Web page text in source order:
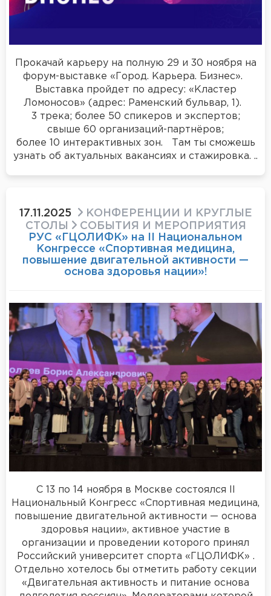
Прокачай карьеру на полную 29 и 30 ноября на
форум-выставке «Город. Карьера. Бизнес».
Выставка пройдет по адресу: «Кластер
Ломоносов» (адрес: Раменский бульвар, 1).
3 трека; более 50 спикеров и экспертов;
свыше 60 организаций-партнёров;
более 10 интерактивных зон. Там ты сможешь
узнать об актуальных вакансиях и стажировка. ..
17.11.2025
КОНФЕРЕНЦИИ И КРУГЛЫЕ
СТОЛЫ
СОБЫТИЯ И МЕРОПРИЯТИЯ
РУС «ГЦОЛИФК» на II Национальном
Конгрессе «Спортивная медицина,
повышение двигательной активности —
основа здоровья нации»!
С 13 по 14 ноября в Москве состоялся II
Национальный Конгресс «Спортивная медицина,
повышение двигательной активности — основа
здоровья нации», активное участие в
организации и проведении которого принял
Российский университет спорта «ГЦОЛИФК» .
Отдельно хотелось бы отметить работу секции
«Двигательная активность и питание основа